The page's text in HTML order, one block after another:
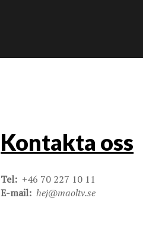
Kontakta oss
Tel: +46 70 227 10 11
E-mail: hej@maoltv.se